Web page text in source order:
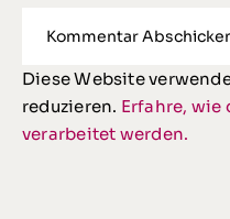
Diese Website
reduzieren. Erfahre, wie
verarbeitet werden.